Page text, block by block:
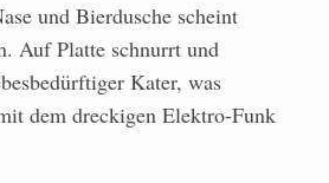
und Bierdusche scheint
Auf Platte schnurrt und
Kater, was
dem dreckigen Elektro-Funk